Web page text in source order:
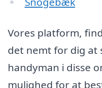
Vores platform,
det nemt for dig at
handyman i disse
mulighed for at